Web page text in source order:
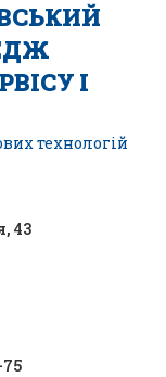
І
технологій
43
75